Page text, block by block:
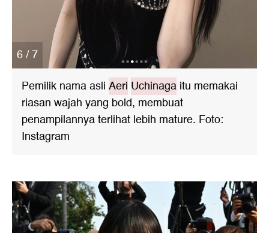
6 / 7
Pemilik nama asli Aeri Uchinaga itu memakai
riasan wajah yang bold, membuat
penampilannya terlihat lebih mature. Foto:
Instagram